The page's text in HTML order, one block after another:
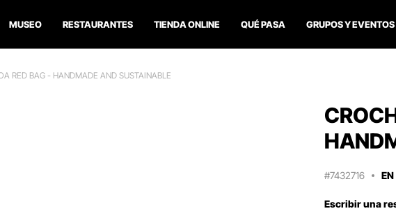
MUSEO RESTAURANTES TIENDA ONLINE QUÉ PASA GRUPOS Y EVENTOS
RED BAG - HANDMADE AND SUSTAINABLE
#7432716
Escribir una